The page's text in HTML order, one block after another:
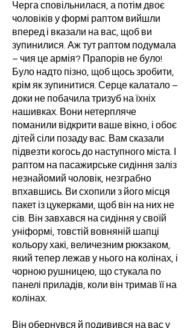
Черга сповільнилася, а потім двоє
чоловіків у формі раптом вийшли
вперед і вказали на вас, щоб ви
зупинилися. Аж тут раптом подумала
– чия це армія? Прапорів не було!
Було надто пізно, щоб щось зробити,
крім як зупинитися. Серце калатало –
доки не побачила тризуб на їхніх
нашивках. Вони нетерпляче
поманили відкрити ваше вікно, і обоє
дітей сіли позаду вас. Вам сказали
підвезти когось до наступного міста. І
раптом на пасажирське сидіння заліз
незнайомий чоловік, незграбно
впхавшись. Ви схопили з його місця
пакет із цукерками, щоб він на них не
сів. Він завхався на сидіння у своїй
уніформі, товстій вовняній шапці
кольору хакі, величезним рюкзаком,
який тепер лежав у нього на колінах, і
чорною рушницею, що стукала по
панелі приладів, коли він тримав її на
колінах.
Він обернувся й подивився на вас у